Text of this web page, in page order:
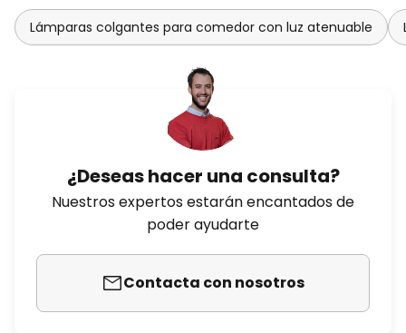
Lámparas colgantes para comedor con luz atenuable
¿Deseas hacer una consulta?
Nuestros expertos estarán encantados de
poder ayudarte
Contacta con nosotros